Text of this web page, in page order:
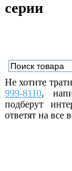
серии
Не хотите
999-8110,
подберут
ответят на все